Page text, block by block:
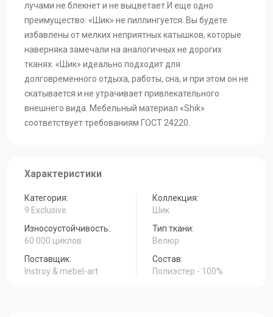
лучами не блекнет и не выцветает.И еще одно
преимущество: «Шик» не пиллингуется. Вы будете
избавлены от мелких неприятных катышков, которые
наверняка замечали на аналогичных не дорогих
тканях. «Шик» идеально подходит для
долговременного отдыха, работы, сна, и при этом он не
скатывается и не утрачивает привлекательного
внешнего вида. Мебельный материал «Shik»
соответствует требованиям ГОСТ 24220.
Характеристики
Категория:
9 Exclusive
Коллекция:
Шик
Износоустойчивость:
60 000 циклов
Тип ткани:
Велюр
Поставщик:
Instroy & mebel-art
Состав:
Полиэстер - 100%